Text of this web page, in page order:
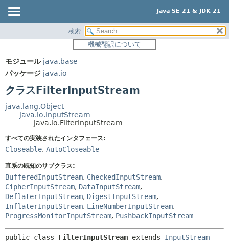
Java SE 21 & JDK 21
パッケージ
使用
ツリー
プレビュー
索引
ヘルプ
サマリー:
ネスト済
メソッド
検索
機械翻訳について
モジュール java.base
パッケージ java.io
クラスFilterInputStream
java.lang.Object
java.io.InputStream
java.io.FilterInputStream
すべての実装されたインタフェース:
Closeable, AutoCloseable
直系の既知のサブクラス:
BufferedInputStream, CheckedInputStream,
CipherInputStream, DataInputStream,
DeflaterInputStream, DigestInputStream,
InflaterInputStream, LineNumberInputStream,
ProgressMonitorInputStream, PushbackInputStream
public class FilterInputStream extends InputStream